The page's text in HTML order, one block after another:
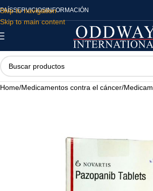
Skip to navigation
Skip to main content
PAÍSSERVICIOSINFORMACIÓN
Home/Medicamentos contra el cáncer/